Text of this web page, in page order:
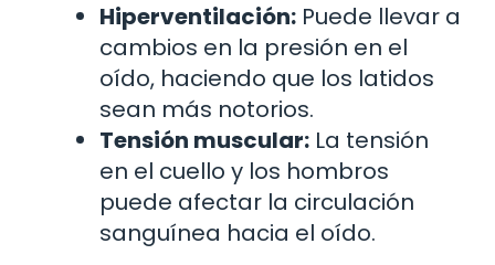
Hiperventilación: Puede llevar a
cambios en la presión en el
oído, haciendo que los latidos
sean más notorios.
Tensión muscular: La tensión
en el cuello y los hombros
puede afectar la circulación
sanguínea hacia el oído.